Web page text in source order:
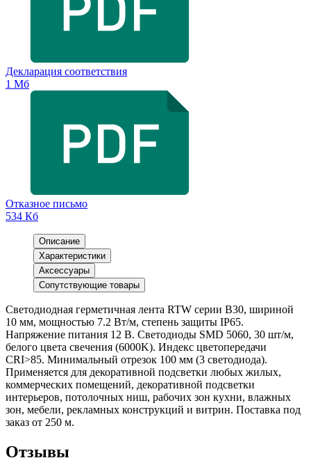
Декларация соответствия
1 Мб
Отказное письмо
534 Кб
Описание
Характеристики
Аксессуары
Сопутствующие товары
Светодиодная герметичная лента RTW серии B30, шириной
10 мм, мощностью 7.2 Вт/м, степень защиты IP65.
Напряжение питания 12 В. Светодиоды SMD 5060, 30 шт/м,
белого цвета свечения (6000K). Индекс цветопередачи
CRI>85. Минимальный отрезок 100 мм (3 светодиода).
Применяется для декоративной подсветки любых жилых,
коммерческих помещений, декоративной подсветки
интерьеров, потолочных ниш, рабочих зон кухни, влажных
зон, мебели, рекламных конструкций и витрин. Поставка под
заказ от 250 м.
Отзывы